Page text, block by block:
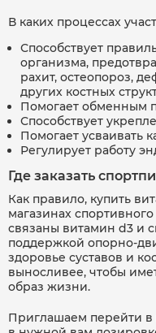
В каких процессах
Способствует
организма,
рахит, остеопороз,
других костных
Помогает обменным
Способствует
Помогает усваивать
Регулирует работу
Где заказать
Как правило, купить
магазинах
связаны витамин d3 и
поддержкой опорно-
здоровье суставов и
выносливее, чтобы
образ жизни.
Приглашаем перейти в